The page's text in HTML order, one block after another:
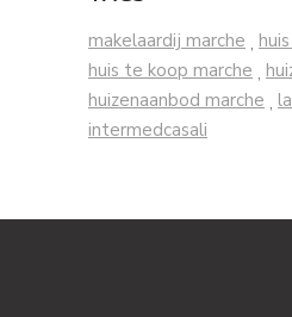
makelaardij marche ,
huis te koop marche ,
huizenaanbod marche ,
intermedcasali